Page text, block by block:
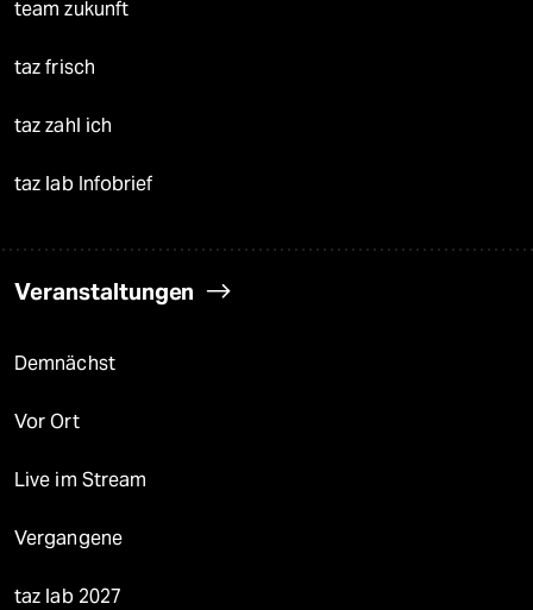
team zukunft
taz frisch
taz zahl ich
taz lab Infobrief
Veranstaltungen
Demnächst
Vor Ort
Live im Stream
Vergangene
taz lab 2027